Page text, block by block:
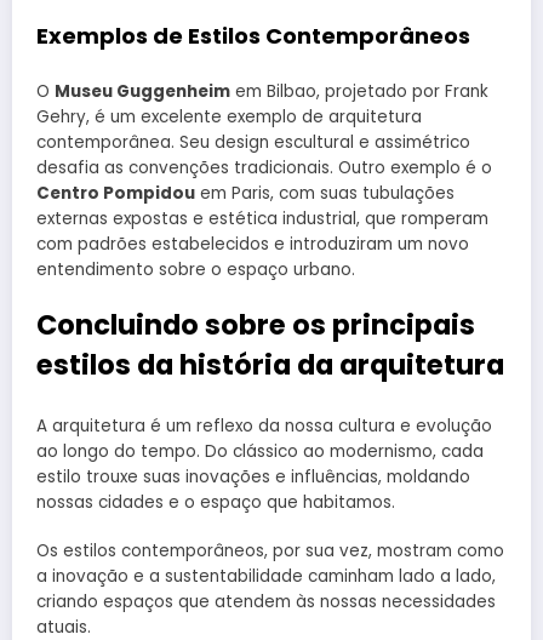
Exemplos de Estilos Contemporâneos
O Museu Guggenheim em Bilbao, projetado por Frank
Gehry, é um excelente exemplo de arquitetura
contemporânea. Seu design escultural e assimétrico
desafia as convenções tradicionais. Outro exemplo é o
Centro Pompidou em Paris, com suas tubulações
externas expostas e estética industrial, que romperam
com padrões estabelecidos e introduziram um novo
entendimento sobre o espaço urbano.
Concluindo sobre os principais
estilos da história da arquitetura
A arquitetura é um reflexo da nossa cultura e evolução
ao longo do tempo. Do clássico ao modernismo, cada
estilo trouxe suas inovações e influências, moldando
nossas cidades e o espaço que habitamos.
Os estilos contemporâneos, por sua vez, mostram como
a inovação e a sustentabilidade caminham lado a lado,
criando espaços que atendem às nossas necessidades
atuais.